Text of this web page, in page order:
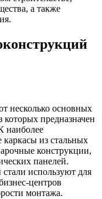
а также
несколько основных
предназначен
наиболее
каркасы из стальных
конструкции,
панелей.
используют для
центров
монтажа.